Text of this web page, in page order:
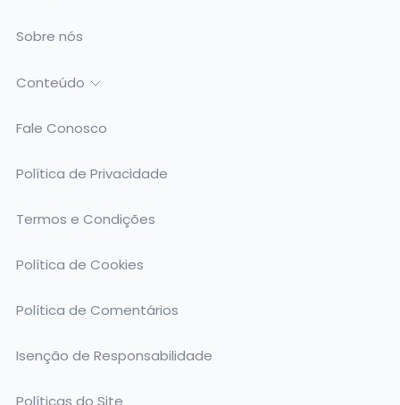
Sobre nós
Conteúdo
Fale Conosco
Política de Privacidade
Termos e Condições
Política de Cookies
Política de Comentários
Isenção de Responsabilidade
Políticas do Site